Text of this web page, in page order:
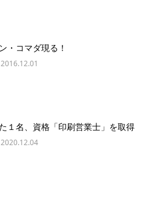
・コマダ現る！
2016.12.01
１名、資格「印刷営業士」を取得
2020.12.04